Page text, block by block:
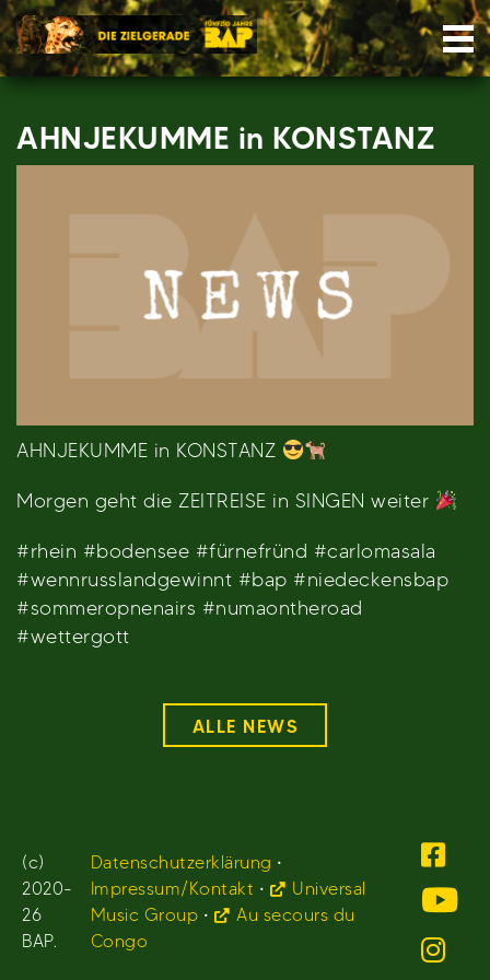
Skip
to
content
AHNJEKUMME in KONSTANZ
AHNJEKUMME in KONSTANZ
Morgen geht die ZEITREISE in SINGEN weiter
#rhein #bodensee #fürnefründ #carlomasala
#wennrusslandgewinnt #bap #niedeckensbap
#sommeropnenairs #numaontheroad
#wettergott
ALLE NEWS
(c)
2020-
26
BAP.
Datenschutzerklärung •
Impressum/Kontakt •
Universal
Music Group •
Au secours du
Congo